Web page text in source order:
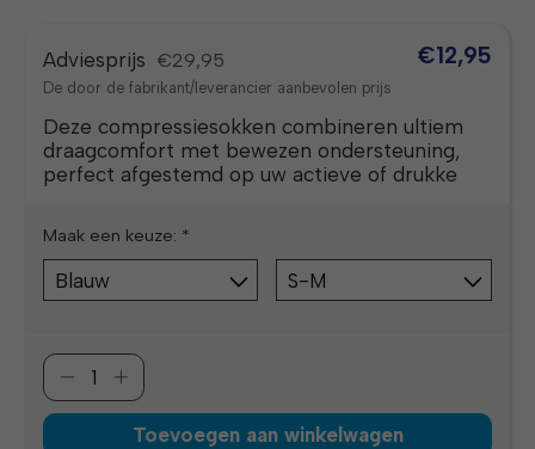
Adviesprijs €29,95
De door de fabrikant/leverancier aanbevolen prijs
€12,95
Deze compressiesokken combineren ultiem
draagcomfort met bewezen ondersteuning,
perfect afgestemd op uw actieve of drukke
Maak een keuze: *
Toevoegen aan winkelwagen